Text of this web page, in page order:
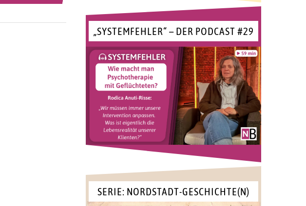
„SYSTEMFEHLER“ – DER PODCAST #29
SERIE: NORDSTADT-GESCHICHTE(N)